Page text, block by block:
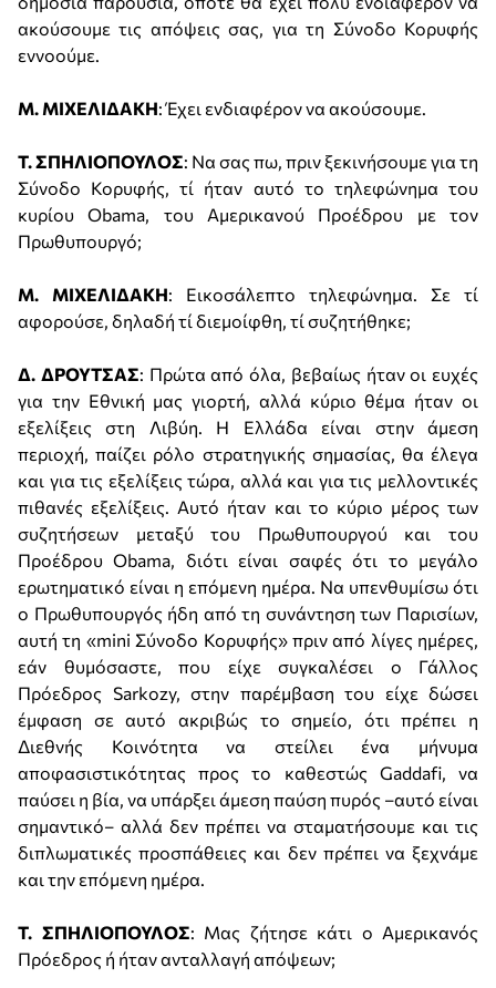
ακούσουμε τις απόψεις σας, για τη Σύνοδο Κορυφής
εννοούμε.
Μ. ΜΙΧΕΛΙΔΑΚΗ: Έχει ενδιαφέρον να ακούσουμε.
Τ. ΣΠΗΛΙΟΠΟΥΛΟΣ: Να σας πω, πριν ξεκινήσουμε για τη
Σύνοδο Κορυφής, τί ήταν αυτό το τηλεφώνημα του
κυρίου Obama, του Αμερικανού Προέδρου με τον
Πρωθυπουργό;
Μ. ΜΙΧΕΛΙΔΑΚΗ: Εικοσάλεπτο τηλεφώνημα. Σε τί
αφορούσε, δηλαδή τί διεμοίφθη, τί συζητήθηκε;
Δ. ΔΡΟΥΤΣΑΣ: Πρώτα από όλα, βεβαίως ήταν οι ευχές
για την Εθνική μας γιορτή, αλλά κύριο θέμα ήταν οι
εξελίξεις στη Λιβύη. Η Ελλάδα είναι στην άμεση
περιοχή, παίζει ρόλο στρατηγικής σημασίας, θα έλεγα
και για τις εξελίξεις τώρα, αλλά και για τις μελλοντικές
πιθανές εξελίξεις. Αυτό ήταν και το κύριο μέρος των
συζητήσεων μεταξύ του Πρωθυπουργού και του
Προέδρου Obama, διότι είναι σαφές ότι το μεγάλο
ερωτηματικό είναι η επόμενη ημέρα. Να υπενθυμίσω ότι
ο Πρωθυπουργός ήδη από τη συνάντηση των Παρισίων,
αυτή τη «mini Σύνοδο Κορυφής» πριν από λίγες ημέρες,
εάν θυμόσαστε, που είχε συγκαλέσει ο Γάλλος
Πρόεδρος Sarkozy, στην παρέμβαση του είχε δώσει
έμφαση σε αυτό ακριβώς το σημείο, ότι πρέπει η
Διεθνής Κοινότητα να στείλει ένα μήνυμα
αποφασιστικότητας προς το καθεστώς Gaddafi, να
παύσει η βία, να υπάρξει άμεση παύση πυρός –αυτό είναι
σημαντικό– αλλά δεν πρέπει να σταματήσουμε και τις
διπλωματικές προσπάθειες και δεν πρέπει να ξεχνάμε
και την επόμενη ημέρα.
Τ. ΣΠΗΛΙΟΠΟΥΛΟΣ: Μας ζήτησε κάτι ο Αμερικανός
Πρόεδρος ή ήταν ανταλλαγή απόψεων;